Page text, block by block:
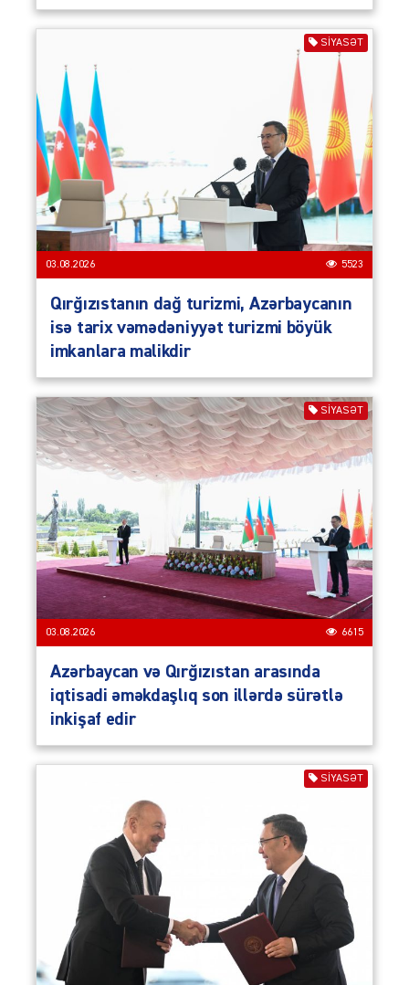
SIYASƏT
03.08.2026 5523
Qırğızıstanın dağ turizmi, Azərbaycanın
isə tarix vəmədəniyyət turizmi böyük
imkanlara malikdir
SIYASƏT
03.08.2026 6615
Azərbaycan və Qırğızıstan arasında
iqtisadi əməkdaşlıq son illərdə sürətlə
inkişaf edir
SIYASƏT